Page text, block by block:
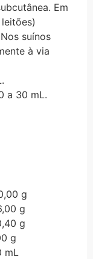
Em
suínos
à via
a 30 mL.
g
g
g
g
mL